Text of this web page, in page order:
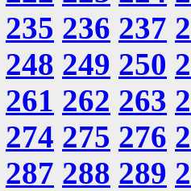
235 236 237
248 249 250
261 262 263
274 275 276
287 288 289